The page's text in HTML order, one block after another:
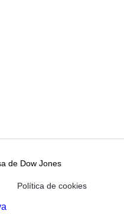
de Dow Jones
Política de cookies